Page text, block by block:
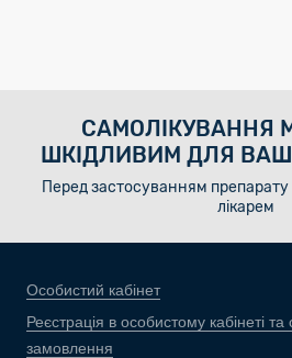
САМОЛІКУВАННЯ
ШКІДЛИВИМ ДЛЯ
Перед застосуванням
лікарем
Особистий кабінет
Реєстрація в особистому кабінеті
замовлення